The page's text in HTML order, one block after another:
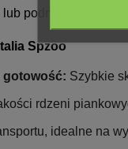
podnóżek.
Spzoo
gotowość: Szybkie
rdzeni
idealne na